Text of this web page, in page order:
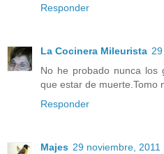
Responder
La Cocinera Mileurista
No he probado nunca los
que estar de muerte.Tomo
Responder
Majes 29 noviembre, 2011